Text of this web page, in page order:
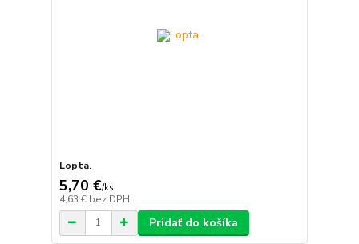
Lopta.
5,70 €/ks
4,63 € bez DPH
Pridať do košíka